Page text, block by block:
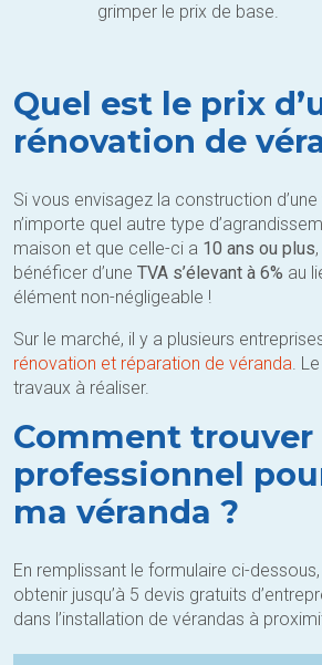
grimper le prix de base.
Quel est le prix
rénovation de
Si vous envisagez la construction
n’importe quel autre type
maison et que celle-ci a 10 ans ou plus
bénéficer d’une TVA s’élevant à 6% au
élément non-négligeable !
Sur le marché, il y a plusieurs
rénovation et réparation de véranda.
travaux à réaliser.
Comment trouver
professionnel
ma véranda ?
En remplissant le formulaire ci-
obtenir jusqu’à 5 devis gratuits
dans l’installation de vérandas à